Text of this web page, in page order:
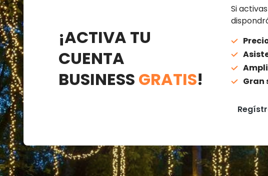
¡ACTIVA TU
CUENTA
BUSINESS GRATIS!
Si
Gran